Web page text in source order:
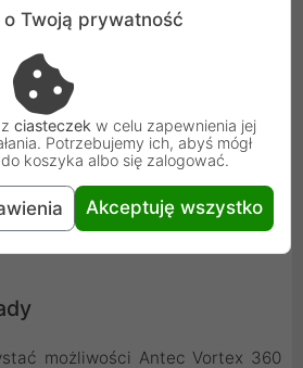
praca
łożyskom wentylatory pracują nie
wyjątkowo cicho, co sprawia,
niezauważalne nawet podczas
pracy.
możliwości Antec Vortex 360
o Twoją prywatność
ciasteczek w celu zapewnienia jej
Potrzebujemy ich, abyś mógł
koszyka albo się zalogować.
Akceptuję wszystko